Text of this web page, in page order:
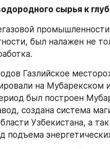
сырья к
был налажен не
Газлийское
на Мубарекском
был построен
создана система
Узбекистана, а
подъема